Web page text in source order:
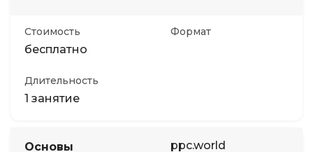
Стоимость
бесплатно
Формат
Длительность
1 занятие
Основы
ppc.world